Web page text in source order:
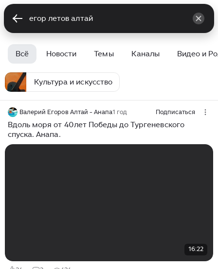
Всё Новости Темы Каналы Видео и
Культура и искусство
Валерий Егоров Алтай - Анапа1 год Подписаться
Вдоль моря от 40лет Победы до Тургеневского
спуска. Анапа.
16:22